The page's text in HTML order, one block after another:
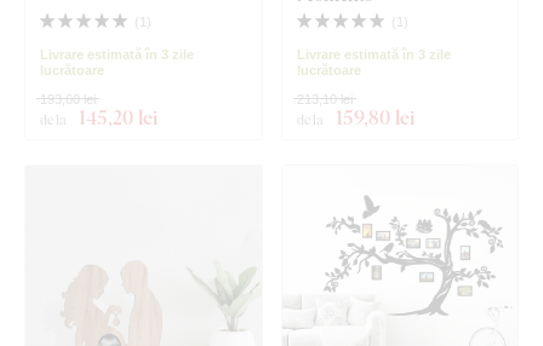
( 1 )
Livrare estimată în 3 zile
lucrătoare
de la 145,20 lei
193,60 lei
( 1 )
Livrare estimată în 3 zile
lucrătoare
de la 159,80 lei
213,10 lei